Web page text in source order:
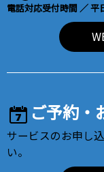
電話対応受付時間 ／ 平
ご予約・
サービスのお申し
い。